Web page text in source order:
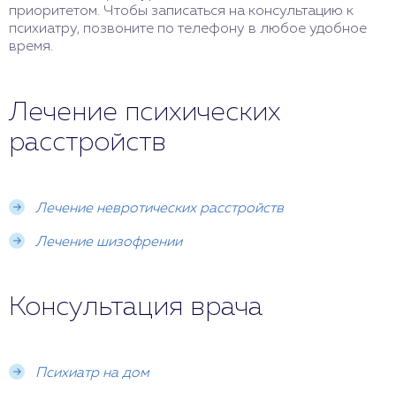
приоритетом. Чтобы записаться на консультацию к
психиатру, позвоните по телефону в любое удобное
время.
Лечение психических
расстройств
Лечение невротических расстройств
Лечение шизофрении
Консультация врача
Психиатр на дом